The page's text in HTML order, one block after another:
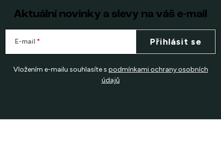
Aktuální novinky a slevy na váš e-mail
E-mail
Vložením e-mailu souhlasíte s podmínkami ochrany osobních
údajů
Přihlásit se